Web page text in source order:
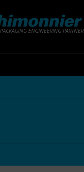
ENGINEERING PARTNER